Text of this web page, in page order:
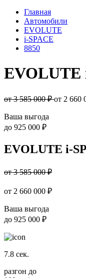
Главная
Автомобили
EVOLUTE
i-SPACE
8850
EVOLUTE
от 3 585 000 ₽от 2 660
Ваша выгода
до 925 000 ₽
EVOLUTE i-
от 3 585 000 ₽
от 2 660 000 ₽
Ваша выгода
до 925 000 ₽
7.8 сек.
разгон до